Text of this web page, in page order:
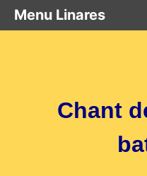
Menu Linares
Chant